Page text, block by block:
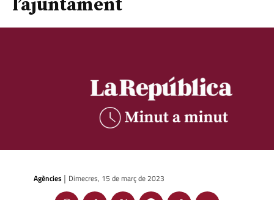
l’ajuntament
Agències | Dimecres, 15 de març de 2023